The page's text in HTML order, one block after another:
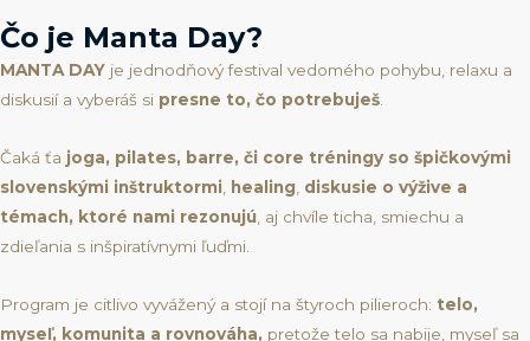
Čo je Manta Day?
MANTA DAY je jednodňový festival vedomého pohybu, relaxu a
diskusií a vyberáš si presne to, čo potrebuješ
Čaká ťa joga, pilates, barre, či core tréningy so špičkovými
slovenskými inštruktormi
healing diskusie o výžive a
témach, ktoré nami rezonujú , aj chvíle ticha, smiechu a
zdieľania s inšpiratívnymi ľuďmi.
Program je citlivo vyvážený a stojí na štyroch pilieroch: telo,
myseľ, komunita a rovnováha, pretože telo sa nabije, myseľ sa